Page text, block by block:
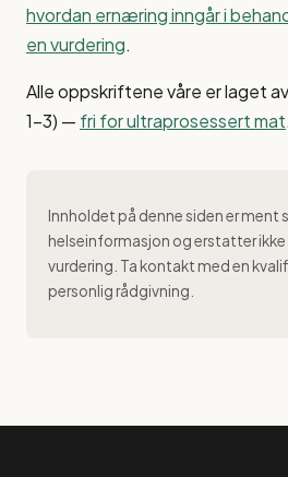
hvordan ernæring inngår i
en vurdering.
Alle oppskriftene våre er laget
1–3) — fri for ultraprosessert mat
Innholdet på denne siden er ment
helseinformasjon og erstatter
vurdering. Ta kontakt med en
personlig rådgivning.